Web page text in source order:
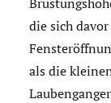
die sich
als die